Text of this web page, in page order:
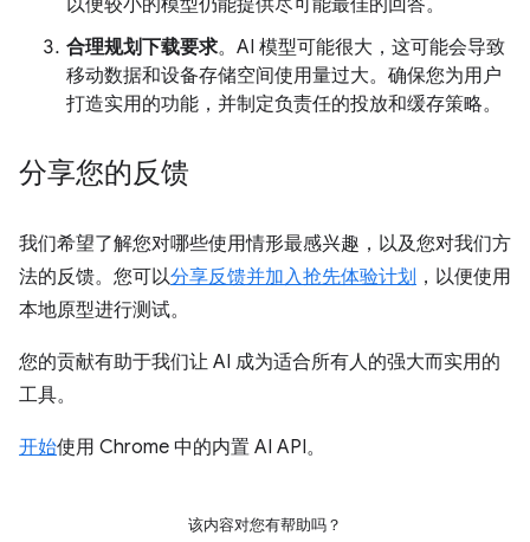
以便较小的模型仍能提供尽可能最佳的回答。
合理规划下载要求。AI 模型可能很大，这可能会导致
移动数据和设备存储空间使用量过大。确保您为用户
打造实用的功能，并制定负责任的投放和缓存策略。
分享您的反馈
我们希望了解您对哪些使用情形最感兴趣，以及您对我们方
法的反馈。您可以分享反馈并加入抢先体验计划 ，以便使用
本地原型进行测试。
您的贡献有助于我们让 AI 成为适合所有人的强大而实用的
工具。
开始使用 Chrome 中的内置 AI API。
该内容对您有帮助吗？